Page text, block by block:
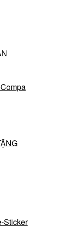
Sticker